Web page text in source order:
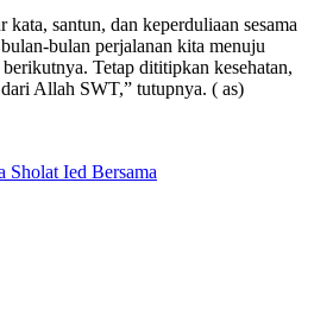
santun, dan keperduliaan sesama
bulan perjalanan kita menuju
Tetap dititipkan kesehatan,
Allah SWT,” tutupnya. ( as)
Ied Bersama